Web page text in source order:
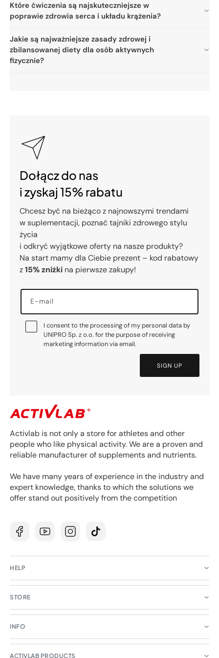
Które ćwiczenia są najskuteczniejsze w
poprawie zdrowia serca i układu krążenia?
Jakie są najważniejsze zasady zdrowej i
zbilansowanej diety dla osób aktywnych
fizycznie?
Dołącz do nas
i zyskaj 15% rabatu
Chcesz być na bieżąco z najnowszymi trendami
w suplementacji, poznać tajniki zdrowego stylu
życia
i odkryć wyjątkowe oferty na nasze produkty?
Na start mamy dla Ciebie prezent – kod rabatowy
z15% zniżki na pierwsze zakupy!
E-mail
I consent to the processing of my personal data by
UNIPRO Sp. z o.o. for the purpose of receiving
marketing information via email.
SIGN UP
Activlab is not only a store for athletes and other
people who like physical activity. We are a proven and
reliable manufacturer of supplements and nutrients.
We have many years of experience in the industry and
expert knowledge, thanks to which the solutions we
offer stand out positively from the competition
FacebookYouTubeInstagramTikTok
HELP
STORE
INFO
ACTIVLAB PRODUCTS